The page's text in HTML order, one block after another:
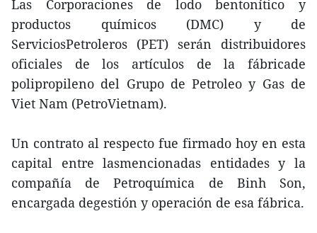
Las Corporaciones de lodo bentonítico y
productos químicos (DMC) y de
ServiciosPetroleros (PET) serán distribuidores
oficiales de los artículos de la fábricade
polipropileno del Grupo de Petroleo y Gas de
Viet Nam (PetroVietnam).
Un contrato al respecto fue firmado hoy en esta
capital entre lasmencionadas entidades y la
compañía de Petroquímica de Binh Son,
encargada degestión y operación de esa fábrica.